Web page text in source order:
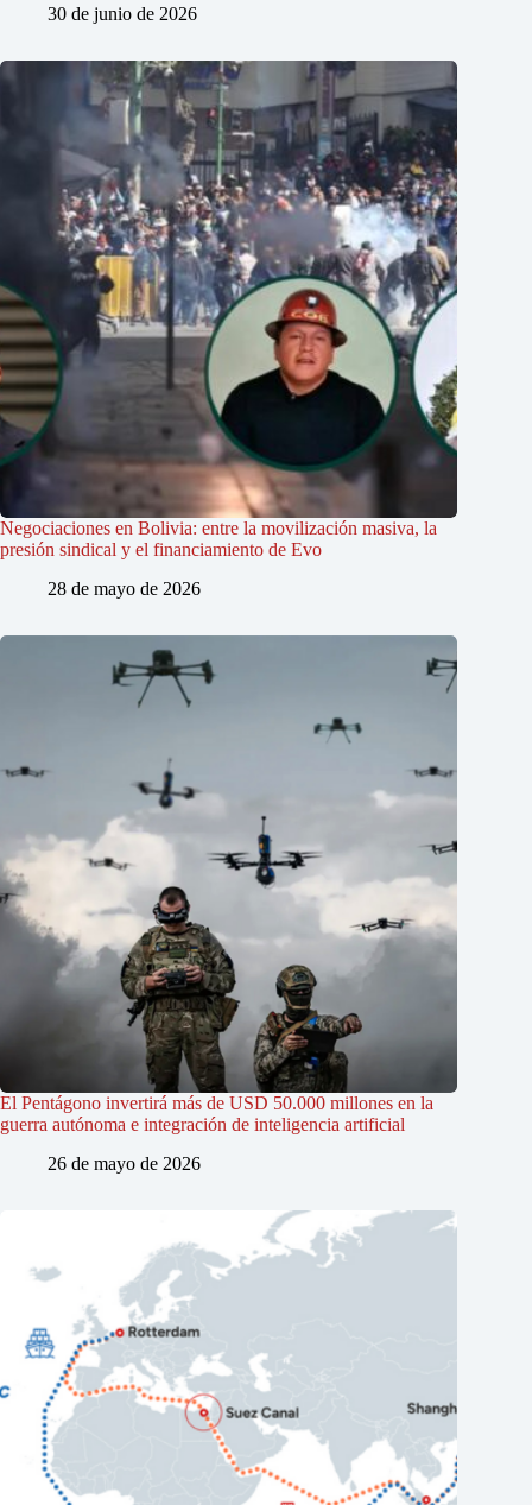
30 de junio de 2026
Negociaciones en Bolivia: entre la movilización masiva, la
presión sindical y el financiamiento de Evo
28 de mayo de 2026
El Pentágono invertirá más de USD 50.000 millones en la
guerra autónoma e integración de inteligencia artificial
26 de mayo de 2026